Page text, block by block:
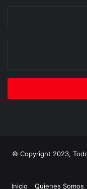
© Copyright 2023,
Inicio
Quienes Somos